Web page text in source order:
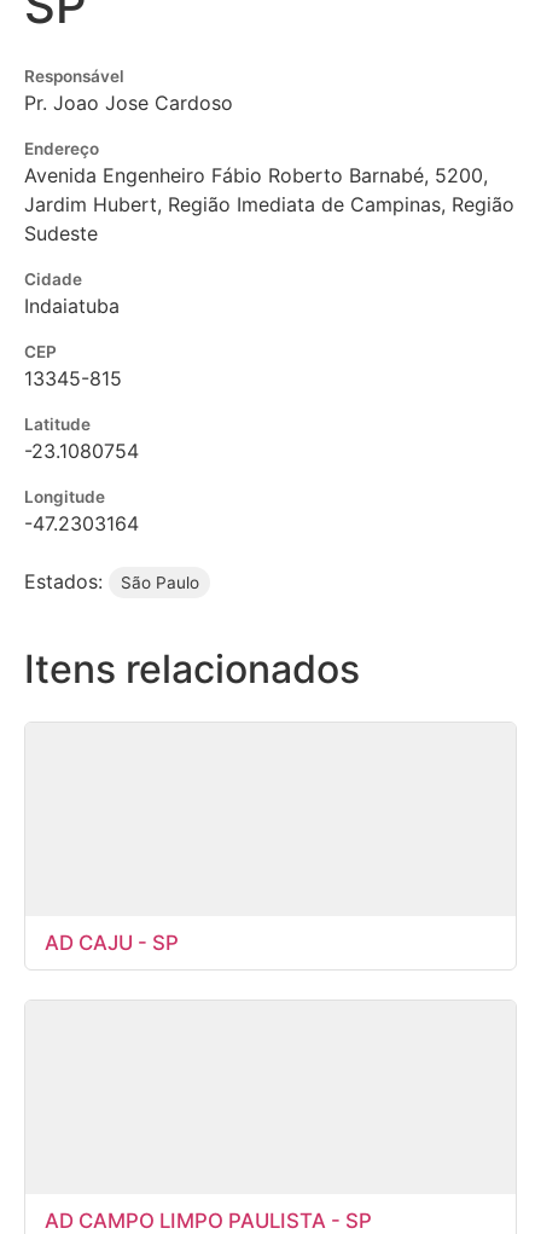
Responsável
Pr. Joao Jose Cardoso
Endereço
Avenida Engenheiro Fábio Roberto Barnabé, 5200,
Jardim Hubert, Região Imediata de Campinas, Região
Sudeste
Cidade
Indaiatuba
CEP
13345-815
Latitude
-23.1080754
Longitude
-47.2303164
Estados: São Paulo
Itens relacionados
AD CAJU - SP
AD CAMPO LIMPO PAULISTA - SP